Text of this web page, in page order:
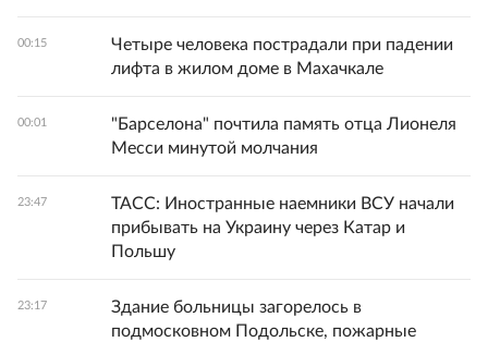
00:15
Четыре человека пострадали при падении
лифта в жилом доме в Махачкале
00:01
"Барселона" почтила память отца Лионеля
Месси минутой молчания
23:47
ТАСС: Иностранные наемники ВСУ начали
прибывать на Украину через Катар и
Польшу
23:17
Здание больницы загорелось в
подмосковном Подольске, пожарные